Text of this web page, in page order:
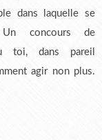
dans laquelle se
concours de
toi, dans pareil
agir non plus.